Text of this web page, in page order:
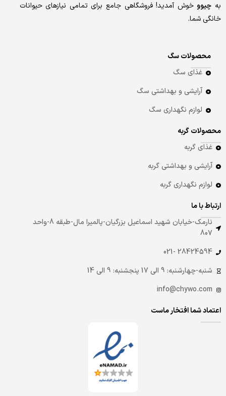
به چیوو خوش آمدید! فروشگاهی جامع برای تمامی نیازهای حیوانات
خانگی شما.
محصولات سگ
غذای سگ
آرایشی و بهداشتی سگ
لوازم نگهداری سگ
محصولات گربه
غذای گربه
آرایشی و بهداشتی گربه
لوازم نگهداری گربه
ارتباط با ما
نارمک-خیابان شهید اسماعیل بزرگیان-پالمیرا مال-طبقه 8-واحد
807
28424594 -021
شنبه-چهارشنبه: 9 الی 17 پنجشنبه: 9 الی 14
info@chywo.com
اعتماد شما افتخار ماست